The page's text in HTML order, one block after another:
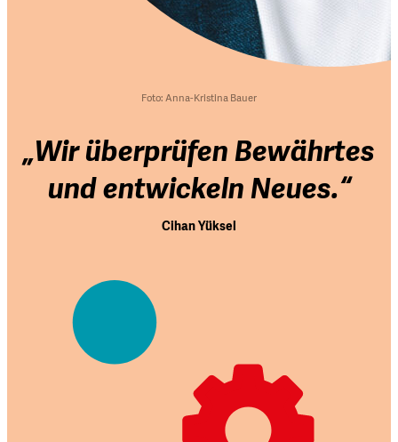
Foto: Anna-KristinaBauer
„Wir überprüfen Bewährtes
und entwickeln Neues.“
Cihan Yüksel